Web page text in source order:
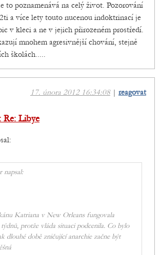
to poznamenává na celý život. Pozorování
a více lety touto nucenou indoktrinací je
v kleci a ne v jejich přirozeném prostředí.
mnohem agresivnější chování, stejně
školách.....
17. února 2012 16:34:08| reagovat
Re: Libye
napsal:
Katriana v New Orleans fungovala
protže vláda situaci podcenila. Co bylo
dlouhé době zničující anarchie začne být